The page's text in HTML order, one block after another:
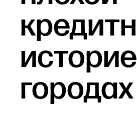
заемщика. После
заполнения
проверки данных
системой ответ
заявке будет
Личном кабинете.
городах